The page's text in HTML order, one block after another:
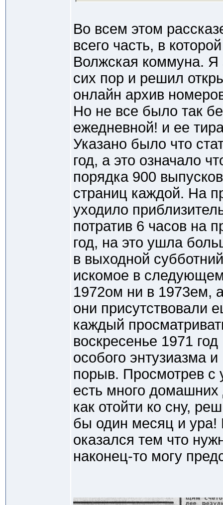
Во всем этом
всего часть, в
Волжская коммуна. Я
сих пор и решил
онлайн архив
Но не все было так
ежедневной! и ее
Указано было что
год, а это означало
порядка 900
страниц каждой. На
уходило
потратив 6 часов на
год, на это ушла
в выходной
искомое в следующем
1972ом ни в 1973ем,
они присутствовали
каждый
воскресенье 1971
особого энтузиазма
порыв. Просмотрев с
есть много
как отойти ко сну,
бы один месяц и ура!
оказался тем что
наконец-то могу